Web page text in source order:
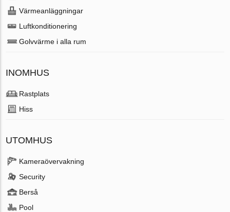
Värmeanläggningar
Luftkonditionering
Golvvärme i alla rum
INOMHUS
Rastplats
Hiss
UTOMHUS
Kameraövervakning
Security
Berså
Pool